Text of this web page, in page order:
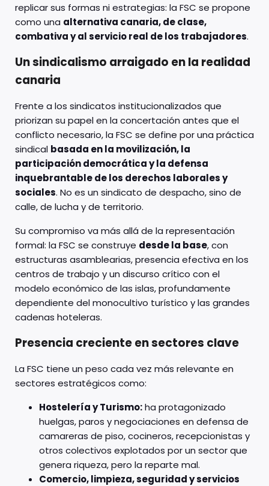
replicar sus formas ni estrategias: la FSC se propone
como una alternativa canaria, de clase,
combativa y al servicio real de los trabajadores.
Un sindicalismo arraigado en la realidad
canaria
Frente a los sindicatos institucionalizados que
priorizan su papel en la concertación antes que el
conflicto necesario, la FSC se define por una práctica
sindical basada en la movilización, la
participación democrática y la defensa
inquebrantable de los derechos laborales y
sociales. No es un sindicato de despacho, sino de
calle, de lucha y de territorio.
Su compromiso va más allá de la representación
formal: la FSC se construye desde la base, con
estructuras asamblearias, presencia efectiva en los
centros de trabajo y un discurso crítico con el
modelo económico de las islas, profundamente
dependiente del monocultivo turístico y las grandes
cadenas hoteleras.
Presencia creciente en sectores clave
La FSC tiene un peso cada vez más relevante en
sectores estratégicos como:
Hostelería y Turismo:ha protagonizado
huelgas, paros y negociaciones en defensa de
camareras de piso, cocineros, recepcionistas y
otros colectivos explotados por un sector que
genera riqueza, pero la reparte mal.
Comercio, limpieza, seguridad y servicios